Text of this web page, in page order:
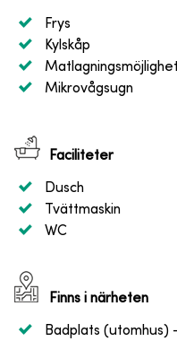
Frys
Kylskåp
Mikrovågsugn
Faciliteter
Dusch
Tvättmaskin
WC
Finns i närheten
Badplats (utomhus)